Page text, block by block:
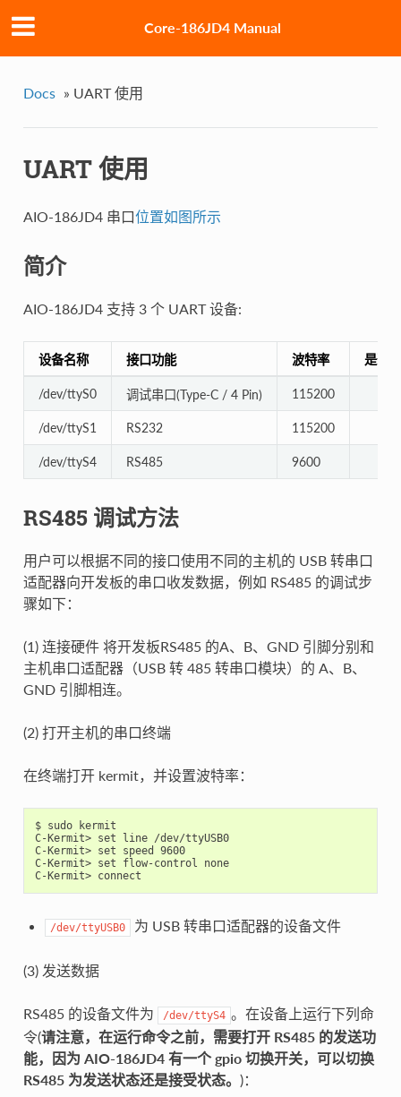
Core-186JD4 Manual
Docs » UART 使用
UART 使用
AIO-186JD4 串口位置如图所示
简介
AIO-186JD4 支持 3 个 UART 设备:
设备名称 接口功能 波特率 是否
/dev/ttyS0 调试串口(Type-C / 4 Pin) 115200
/dev/ttyS1 RS232 115200
/dev/ttyS4 RS485 9600
RS485 调试方法
用户可以根据不同的接口使用不同的主机的 USB 转串口
适配器向开发板的串口收发数据，例如 RS485 的调试步
骤如下：
(1) 连接硬件 将开发板RS485 的A、B、GND 引脚分别和
主机串口适配器（USB 转 485 转串口模块）的 A、B、
GND 引脚相连。
(2) 打开主机的串口终端
在终端打开 kermit，并设置波特率：
$ sudo kermit
C-Kermit> set line /dev/ttyUSB0
C-Kermit> set speed 9600
C-Kermit> set flow-control none
/dev/ttyUSB0 为 USB 转串口适配器的设备文件
(3) 发送数据
RS485 的设备文件为 /dev/ttyS4 。在设备上运行下列命
令(请注意，在运行命令之前，需要打开 RS485 的发送功
能，因为 AIO-186JD4 有一个 gpio 切换开关，可以切换
RS485 为发送状态还是接受状态。 )：